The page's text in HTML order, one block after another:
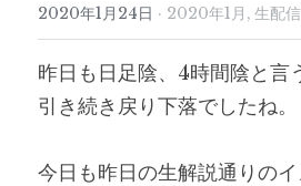
2020年1月24日 · 2020年1月, 生配信
昨日も日足陰、4時間陰と言
引き続き戻り下落でしたね。
今日も昨日の生解説通りの